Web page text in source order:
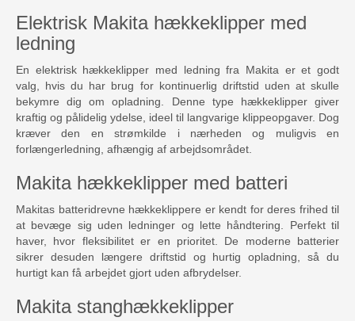
Elektrisk Makita hækkeklipper med
ledning
En elektrisk hækkeklipper med ledning fra Makita er et godt
valg, hvis du har brug for kontinuerlig driftstid uden at skulle
bekymre dig om opladning. Denne type hækkeklipper giver
kraftig og pålidelig ydelse, ideel til langvarige klippeopgaver. Dog
kræver den en strømkilde i nærheden og muligvis en
forlængerledning, afhængig af arbejdsområdet.
Makita hækkeklipper med batteri
Makitas batteridrevne hækkeklippere er kendt for deres frihed til
at bevæge sig uden ledninger og lette håndtering. Perfekt til
haver, hvor fleksibilitet er en prioritet. De moderne batterier
sikrer desuden længere driftstid og hurtig opladning, så du
hurtigt kan få arbejdet gjort uden afbrydelser.
Makita stanghækkeklipper